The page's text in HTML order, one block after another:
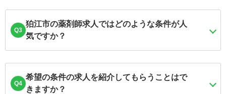
Q3
狛江市の薬剤師求人ではどのような条件が人
気ですか？
Q4
希望の条件の求人を紹介してもらうことはで
きますか？